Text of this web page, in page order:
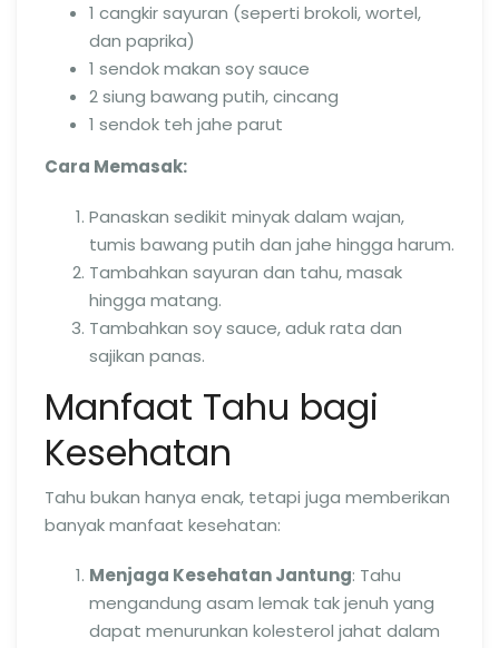
1 cangkir sayuran (seperti brokoli, wortel,
dan paprika)
1 sendok makan soy sauce
2 siung bawang putih, cincang
1 sendok teh jahe parut
Cara Memasak:
Panaskan sedikit minyak dalam wajan,
tumis bawang putih dan jahe hingga harum.
Tambahkan sayuran dan tahu, masak
hingga matang.
Tambahkan soy sauce, aduk rata dan
sajikan panas.
Manfaat Tahu bagi
Kesehatan
Tahu bukan hanya enak, tetapi juga memberikan
banyak manfaat kesehatan:
Menjaga Kesehatan Jantung: Tahu
mengandung asam lemak tak jenuh yang
dapat menurunkan kolesterol jahat dalam